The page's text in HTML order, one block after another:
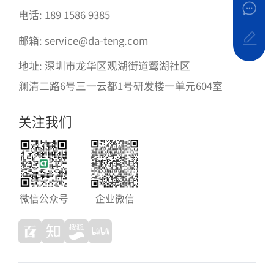
电话: 189 1586 9385
邮箱: service@da-teng.com
地址: 深圳市龙华区观湖街道鹭湖社区
澜清二路6号三一云都1号研发楼一单元604室
关注我们
微信公众号 企业微信